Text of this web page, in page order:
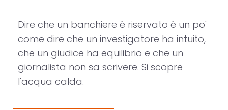
Dire che un banchiere è riservato è un po'
come dire che un investigatore ha intuito,
che un giudice ha equilibrio e che un
giornalista non sa scrivere. Si scopre
l'acqua calda.